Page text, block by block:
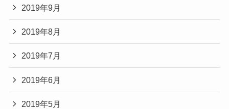
2019年9月
2019年8月
2019年7月
2019年6月
2019年5月